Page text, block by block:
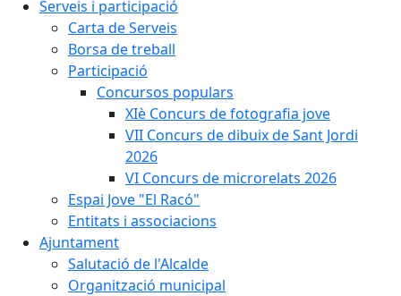
Serveis i participació
Carta de Serveis
Borsa de treball
Participació
Concursos populars
XIè Concurs de fotografia jove
VII Concurs de dibuix de Sant Jordi
2026
VI Concurs de microrelats 2026
Espai Jove "El Racó"
Entitats i associacions
Ajuntament
Salutació de l'Alcalde
Organització municipal